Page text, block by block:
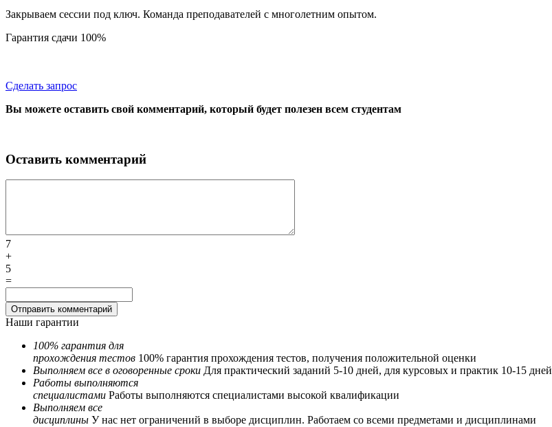
Закрываем сессии под ключ. Команда преподавателей с многолетним опытом.
Гарантия сдачи 100%
Сделать запрос
Вы можете оставить свой комментарий, который будет полезен всем студентам
Оставить комментарий
7
+
5
=
Наши гарантии
100% гарантия для
прохождения тестов 100% гарантия прохождения тестов, получения положительной оценки
Выполняем все в оговоренные сроки Для практический заданий 5-10 дней, для курсовых и практик 10-15 дней
Работы выполняются
специалистами Работы выполняются специалистами высокой квалификации
Выполняем все
дисциплины У нас нет ограничений в выборе дисциплин. Работаем со всеми предметами и дисциплинами